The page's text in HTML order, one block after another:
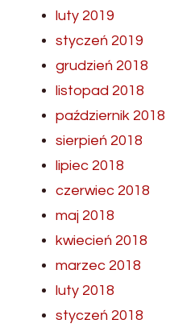
luty 2019
styczeń 2019
grudzień 2018
listopad 2018
październik 2018
sierpień 2018
lipiec 2018
czerwiec 2018
maj 2018
kwiecień 2018
marzec 2018
luty 2018
styczeń 2018